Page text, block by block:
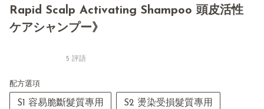
Rapid Scalp Activating Shampoo 頭皮活性
ケアシャンプー》
5 評語
配方選項
S1 容易脆斷髮質專用 S2 燙染受損髮質專用